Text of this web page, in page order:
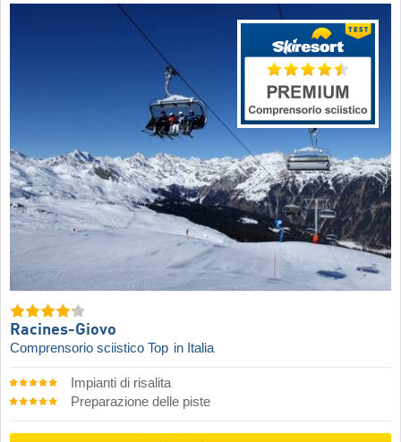
Racines-Giovo
Comprensorio sciistico Top in Italia
Impianti di risalita
Preparazione delle piste